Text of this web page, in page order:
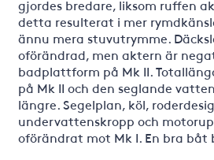
gjordes bredare, liksom ruffen
detta resulterat i mer
ännu mera stuvutrymme.
oförändrad, men aktern är
badplattform på Mk II.
på Mk II och den seglande
längre. Segelplan, köl,
undervattenskropp och
oförändrat mot Mk I. En bra båt